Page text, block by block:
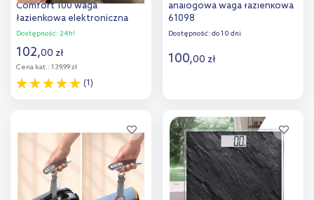
Comfort 100 waga
łazienkowa elektroniczna
biała 63853
Dostępność: 24h!
102,00 zł
Cena kat.: 139,99 zł
(1)
porównania
analogowa waga łazienkowa
61098
Dostępność: do 10 dni
100,00 zł
Dodaj do
porównania